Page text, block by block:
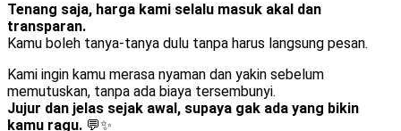
Tenang saja, harga kami selalu masuk akal dan
transparan.
Kamu boleh tanya-tanya dulu tanpa harus langsung pesan.
Kami ingin kamu merasa nyaman dan yakin sebelum
memutuskan, tanpa ada biaya tersembunyi.
Jujur dan jelas sejak awal, supaya gak ada yang bikin
kamu ragu. 💬✨